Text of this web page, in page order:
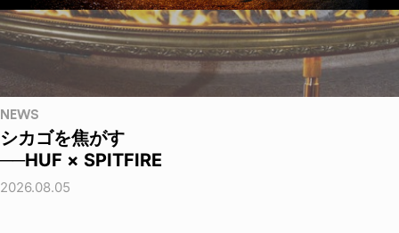
NEWS
シカゴを焦がす
──HUF × SPITFIRE
2026.08.05